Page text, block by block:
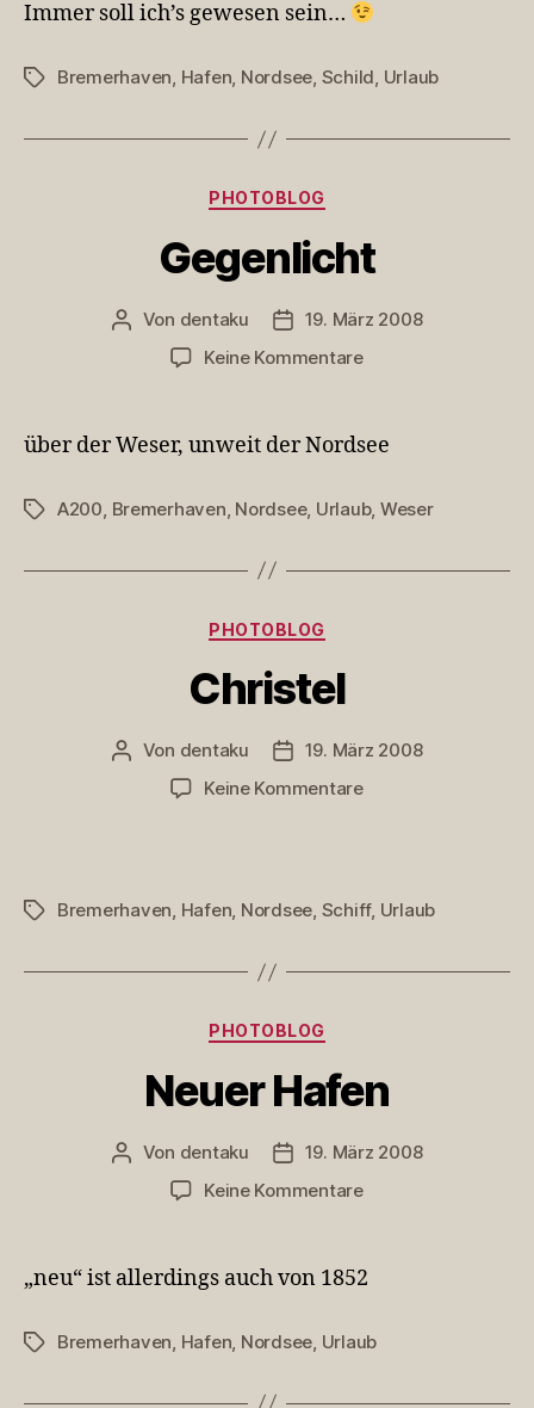
Immer soll ich’s gewesen sein…
Schlagwörter
Bremerhaven, Hafen, Nordsee, Schild, Urlaub
Kategorien
PHOTOBLOG
Gegenlicht
Beitragsautor
Von dentaku Veröffentlichungsdatum
19. März 2008
Keine Kommentarezu
über der Weser, unweit der Nordsee
Schlagwörter
A200 Bremerhaven Nordsee, Urlaub, Weser
Kategorien
PHOTOBLOG
Christel
Beitragsautor
Von dentaku Veröffentlichungsdatum
19. März 2008
Keine Kommentarezu
Schlagwörter
Bremerhaven, Hafen, Nordsee, Schiff, Urlaub
Kategorien
PHOTOBLOG
Neuer Hafen
Beitragsautor
Von dentaku Veröffentlichungsdatum
19. März 2008
Keine Kommentarezu
„neu“ ist allerdings auch von 1852
Schlagwörter
Bremerhaven Hafen Nordsee Urlaub